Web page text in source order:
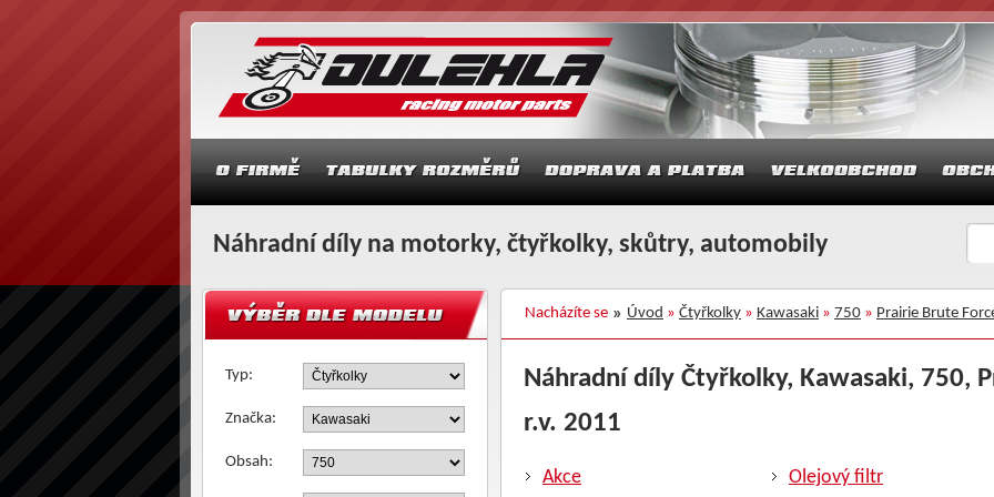
Náhradní díly na motorky, čtyřkolky, skůtry, automobily
Nacházíte se Úvod » Čtyřkolky » Kawasaki » 750 » Prairie Brute
Typ:
Značka:
Obsah:
Náhradní díly Čtyřkolky, Kawasaki, 750,
r.v. 2011
Akce Olejový filtr